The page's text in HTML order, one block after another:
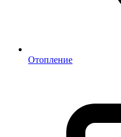
Отопление